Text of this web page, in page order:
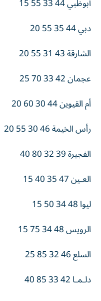
دبي 44 35 55 20
الشارقة 43 31 55 20
عجمان 42 33 70 25
أم القيوين 44 30 60 20
رأس الخيمة 46 30 55 20
الفجيرة 39 32 80 40
العـين 47 35 40 15
ليوا 48 34 50 15
الرويس 48 34 75 15
السلع 46 32 85 25
دلـمـا 42 33 85 40